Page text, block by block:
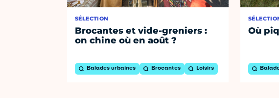
SÉLECTION
Brocantes et vide-greniers :
on chine où en août ?
Balades urbaines Brocantes Loisirs
Où